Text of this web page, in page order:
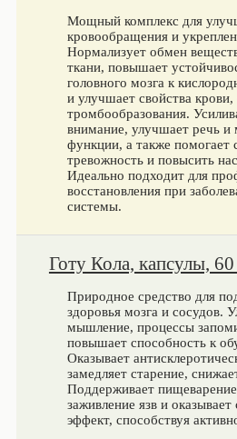
Мощный комплекс для
кровообращения и
Нормализует обмен
ткани, повышает
головного мозга к
и улучшает свойства
тромбообразования.
внимание, улучшает речь и
функции, а также помогает
тревожность и повысить
Идеально подходит для
восстановления при
системы.
Готу Кола, капсулы,
Природное средство для
здоровья мозга и сосудов.
мышление, процессы
повышает способность к
Оказывает
замедляет старение,
Поддерживает
заживление язв и
эффект, способствуя